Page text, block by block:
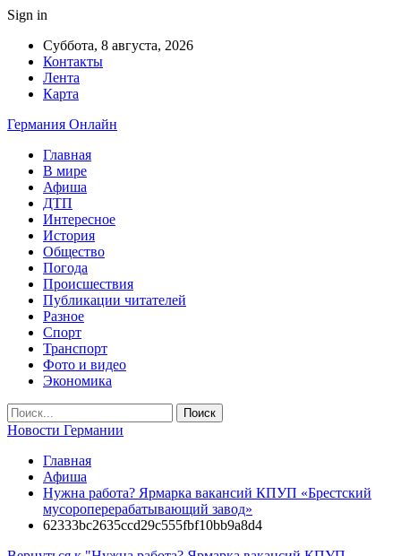
Sign in
Суббота, 8 августа, 2026
Контакты
Лента
Карта
Германия Онлайн
Главная
В мире
Афиша
ДТП
Интересное
История
Общество
Погода
Происшествия
Публикации читателей
Разное
Спорт
Транспорт
Фото и видео
Экономика
Новости Германии
Главная
Афиша
Нужна работа? Ярмарка вакансий КПУП «Брестский
мусороперерабатывающий завод»
62333bc2635ccd29c555fbf10bb9a8d4